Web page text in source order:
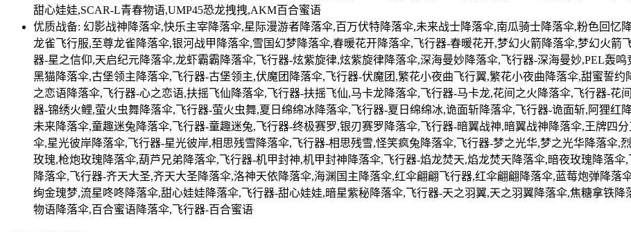
甜心娃娃,SCAR-L青春物语,UMP45恐龙拽拽,AKM百合蜜语
优质战备: 幻影战神降落伞,快乐主宰降落伞,星际漫游者降落伞,百万伏特降落伞,未来战士降落伞,南瓜骑士降落伞,粉色回忆
龙雀飞行服,至尊龙雀降落伞,银河战甲降落伞,雪国幻梦降落伞,春暖花开降落伞,飞行器-春暖花开,梦幻火箭降落伞,梦幻火
器-星之信仰,天启纪元降落伞,龙虾霸霸降落伞,飞行器-炫紫旋律,炫紫旋律降落伞,深海曼妙降落伞,飞行器-深海曼妙,PEL轰
黑猫降落伞,古堡领主降落伞,飞行器-古堡领主,伏魔团降落伞,飞行器-伏魔团,繁花小夜曲飞行翼,繁花小夜曲降落伞,甜蜜誓
之恋语降落伞,飞行器-心之恋语,扶摇飞仙降落伞,飞行器-扶摇飞仙,马卡龙降落伞,飞行器-马卡龙,花间之火降落伞,飞行器-花
器-锦绣火鲤,萤火虫舞降落伞,飞行器-萤火虫舞,夏日绵绵冰降落伞,飞行器-夏日绵绵冰,诡面斩降落伞,飞行器-诡面斩,阿狸红
未来降落伞,童趣迷兔降落伞,飞行器-童趣迷兔,飞行器-终极赛罗,银刃赛罗降落伞,飞行器-暗翼战神,暗翼战神降落伞,王牌四
伞,星光彼岸降落伞,飞行器-星光彼岸,相思残雪降落伞,飞行器-相思残雪,怪笑疯兔降落伞,飞行器-梦之光华,梦之光华降落伞,
玫瑰,枪炮玫瑰降落伞,葫芦兄弟降落伞,飞行器-机甲封神,机甲封神降落伞,飞行器-焰龙焚天,焰龙焚天降落伞,暗夜玫瑰降落
降落伞,飞行器-齐天大圣,齐天大圣降落伞,洛神天依降落伞,海渊国主降落伞,红伞翩翩飞行器,红伞翩翩降落伞,蓝莓炮弹降
绚金瑰梦,流星咚咚降落伞,甜心娃娃降落伞,飞行器-甜心娃娃,暗星紫秘降落伞,飞行器-天之羽翼,天之羽翼降落伞,焦糖拿铁
物语降落伞,百合蜜语降落伞,飞行器-百合蜜语